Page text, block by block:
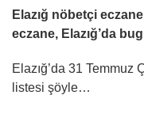
Elazığ nöbetçi
eczane, Elazığ’da
Elazığ’da 31
listesi şöyle…